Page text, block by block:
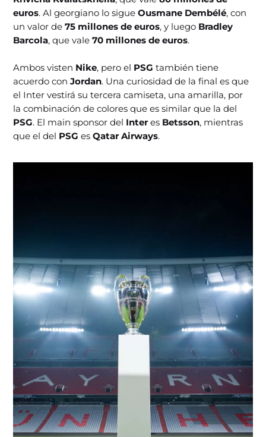
euros. Al georgiano lo sigueOusmane Dembélé, con
un valor de 75 millones de euros, y luego Bradley
Barcola, que vale70 millones de euros.
Ambos visten Nike, pero el PSG también tiene
acuerdo conJordan. Una curiosidad de la final es que
el Inter vestirá su tercera camiseta, una amarilla, por
la combinación de colores que es similar que la del
PSG. El main sponsor del Inter es Betsson, mientras
que el del PSG esQatar Airways.